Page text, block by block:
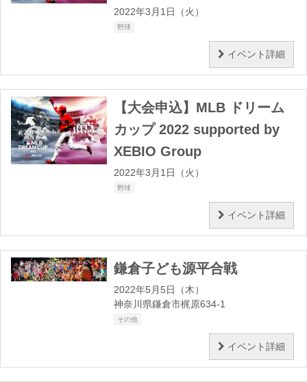
2022年3月1日（火）
野球
イベント詳細
【大会申込】MLB ドリーム
カップ 2022 supported by
XEBIO Group
2022年3月1日（火）
野球
イベント詳細
鎌倉子ども源平合戦
2022年5月5日（木）
神奈川県鎌倉市梶原634-1
その他
イベント詳細